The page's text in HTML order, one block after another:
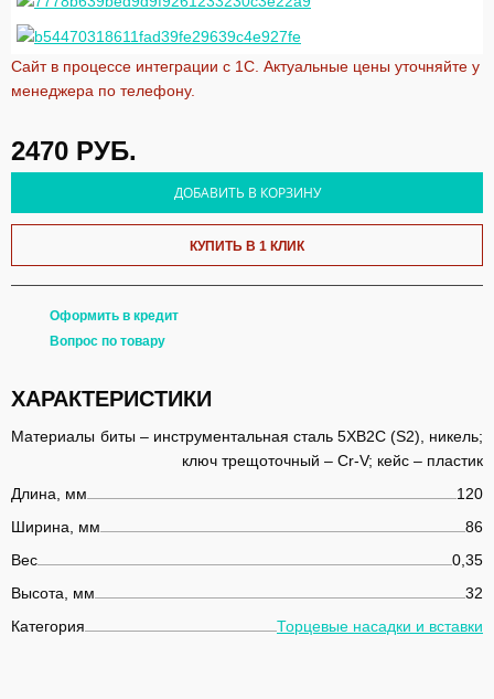
Сайт в процессе интеграции с 1С. Актуальные цены уточняйте у
менеджера по телефону.
2470 РУБ.
ДОБАВИТЬ В КОРЗИНУ
КУПИТЬ В 1 КЛИК
Оформить в кредит
Вопрос по товару
ХАРАКТЕРИСТИКИ
Материалы биты – инструментальная сталь 5ХВ2С (S2), никель;
ключ трещоточный – Cr-V; кейс – пластик
Длина, мм
120
Ширина, мм
86
Вес
0,35
Высота, мм
32
Категория
Торцевые насадки и вставки